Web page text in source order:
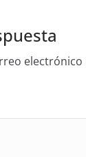
electrónico